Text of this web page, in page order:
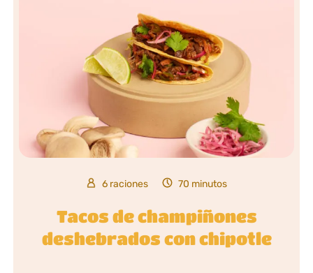
6 raciones 70 minutos
Tacos de champiñones
deshebrados con chipotle